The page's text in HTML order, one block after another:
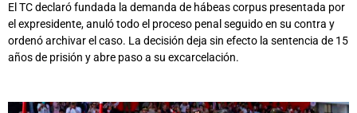
El TC declaró fundada la demanda de hábeas corpus presentada por
el expresidente, anuló todo el proceso penal seguido en su contra y
ordenó archivar el caso. La decisión deja sin efecto la sentencia de 15
años de prisión y abre paso a su excarcelación.